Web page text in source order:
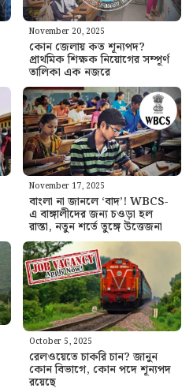
November 20, 2025
কোন জেলায় কত শূন্যপদ?
প্রাথমিক শিক্ষক নিয়োগের সম্পূর্ণ
তালিকা এক নজরে
November 17, 2025
বাংলা না জানলে ‘বাদ’! WBCS-
এ বাঙ্গালীদের জন্য চওড়া হল
রাস্তা, নতুন শর্তে তুঙ্গে উত্তেজনা
October 5, 2025
রেলওয়েতে চাকরি চান? জানুন
কোন বিভাগে, কোন পদে শূন্যপদ
রয়েছে